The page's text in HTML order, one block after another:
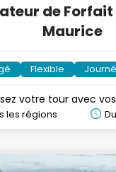
de
Maurice
Flexible
votre tour avec
Maurice
les régions